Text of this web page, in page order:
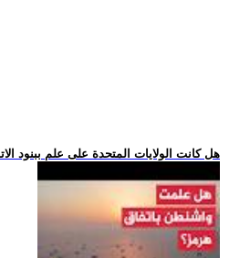
.. هل كانت الولايات المتحدة على علم ببنود